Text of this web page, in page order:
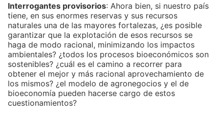
Interrogantes provisorios: Ahora bien, si nuestro país
tiene, en sus enormes reservas y sus recursos
naturales una de las mayores fortalezas, ¿es posible
garantizar que la explotación de esos recursos se
haga de modo racional, minimizando los impactos
ambientales? ¿todos los procesos bioeconómicos son
sostenibles? ¿cuál es el camino a recorrer para
obtener el mejor y más racional aprovechamiento de
los mismos? ¿el modelo de agronegocios y el de
bioeconomía pueden hacerse cargo de estos
cuestionamientos?